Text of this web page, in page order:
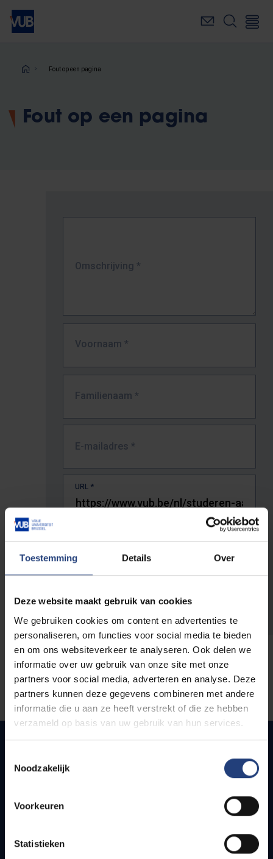
Toestemming Details Over
Deze website maakt gebruik van cookies
We gebruiken cookies om content en advertenties te
personaliseren, om functies voor social media te bieden
en om ons websiteverkeer te analyseren. Ook delen we
informatie over uw gebruik van onze site met onze
partners voor social media, adverteren en analyse. Deze
partners kunnen deze gegevens combineren met andere
informatie die u aan ze heeft verstrekt of die ze hebben
verzameld op basis van uw gebruik van hun services.
Noodzakelijk
Voorkeuren
Statistieken
Overslaan
naar
inhoudKruimelpad
Fout op een pagina
Fout op een pagina
Omschrijving *
Voornaam *
Familienaam *
E-mailadres *
URL *
De volledige URL van de pagina waar je de fout zag.
Snel naar
Bereikbaarheid